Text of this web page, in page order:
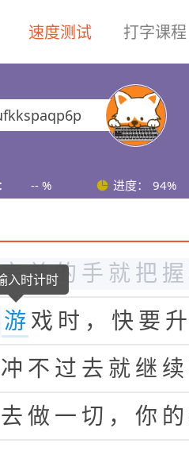
速度测试 打字课程
-- % 进度： 94%
入时计时
前面 的 的路在
选择
暗的时候，你选
许 就 机 遇最容
完美的 手 就 把 握
游 戏 时 ， 快 要 升
冲 不 过 去 就 继 续
去 做 一 切 ， 你 的